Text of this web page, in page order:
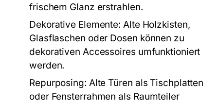
frischem Glanz erstrahlen.
Dekorative Elemente: Alte Holzkisten,
Glasflaschen oder Dosen können zu
dekorativen Accessoires umfunktioniert
werden.
Repurposing: Alte Türen als Tischplatten
oder Fensterrahmen als Raumteiler